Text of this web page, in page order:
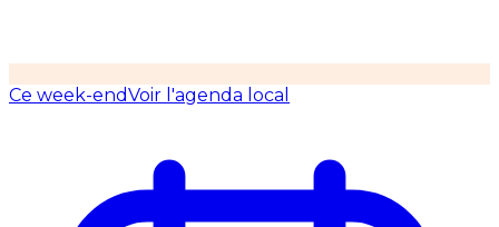
Ce week-endVoir l'agenda local